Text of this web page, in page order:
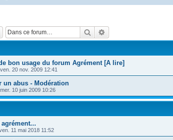
Rechercher
bon usage du forum Agrément [A lire]
ven. 20 nov. 2009 12:41
un abus - Modération
mer. 10 juin 2009 10:26
11 mai 2018 11:52